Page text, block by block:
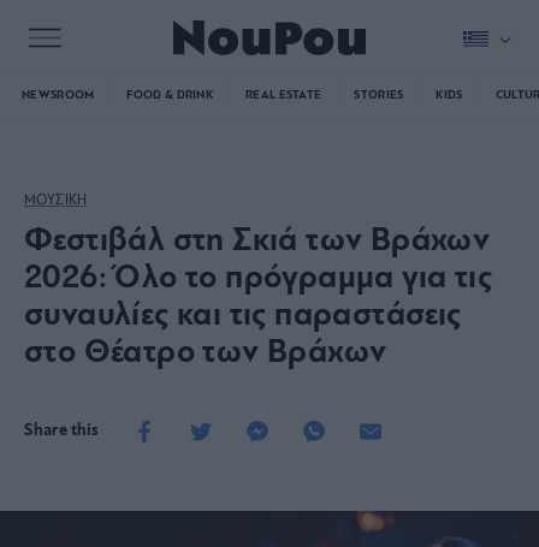
NEWSROOM FOOD & DRINK REAL ESTATE STORIES KIDS
ΜΟΥΣΙΚΗ
Φεστιβάλ στη Σκιά των Βράχων
2026: Όλο το πρόγραμμα για τις
συναυλίες και τις παραστάσεις
στο Θέατρο των Βράχων
Share this